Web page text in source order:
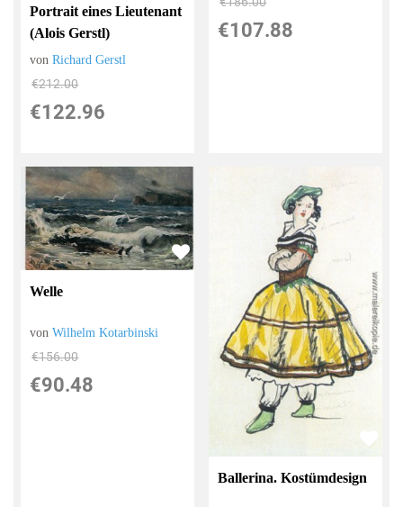
Portrait eines Lieutenant
(Alois Gerstl)
vonRichard Gerstl
€212.00
€122.96
€107.88
Welle
vonWilhelm Kotarbinski
€156.00
€90.48
Ballerina. Kostümdesign